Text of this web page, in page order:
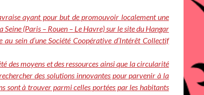
ayant pour but de promouvoir localement une
(Paris – Rouen – Le Havre) sur le site du Hangar
au sein d’uneSociété Coopérative d’Intérêt Collectif
des moyens et des ressources ainsi que la circularité
des solutions innovantes pour parvenir à la
sont à trouver parmi celles portées par les habitants